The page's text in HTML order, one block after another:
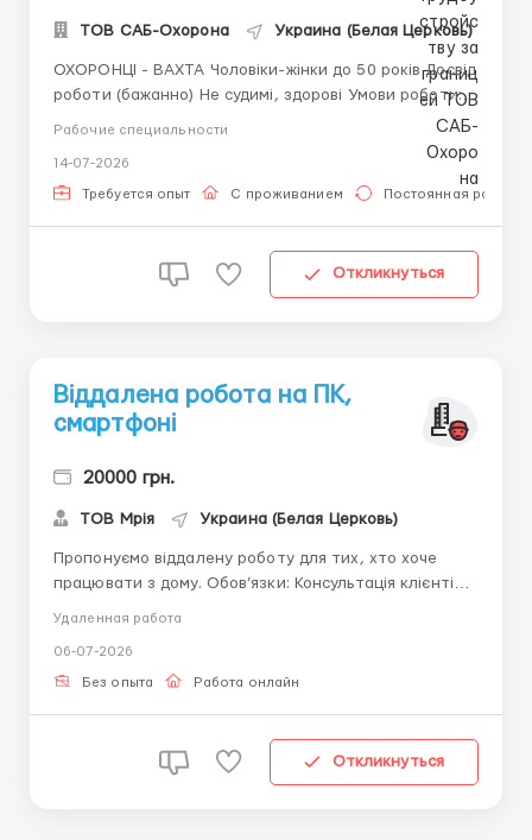
ТОВ САБ-Охорона Украина (Белая Церковь)
ОХОРОНЦІ - ВАХТА Чоловіки-жінки до 50 років Досвід
роботи (бажанно) Не судимі, здорові Умови роботи:
Вахтовий метод 21-21, 21-10 діб Робота Черкаська,
аванси, (оплата після вахти) від 420-600 грн зміна ☎️
096 723 53 ...
Рабочие специальности
14-07-2026
Требуется опыт С проживанием Постоянная работа
Откликнуться
Віддалена робота на ПК,
смартфоні
20000 грн.
ТОВ Мрія Украина (Белая Церковь)
Пропонуємо віддалену роботу для тих, хто хоче
працювати з дому. Обов’язки: Консультація клієнтів
інтрернет, бажання заробляти та розвиватися.
Умови: Робота вдома, зручний графік. На...
Удаленная работа
06-07-2026
Без опыта Работа онлайн
Откликнуться